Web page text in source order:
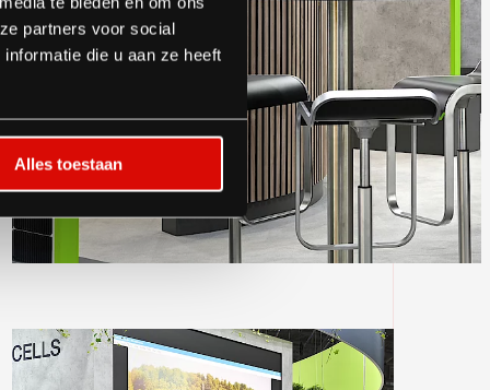
partners voor social
die u aan ze heeft
Alles toestaan